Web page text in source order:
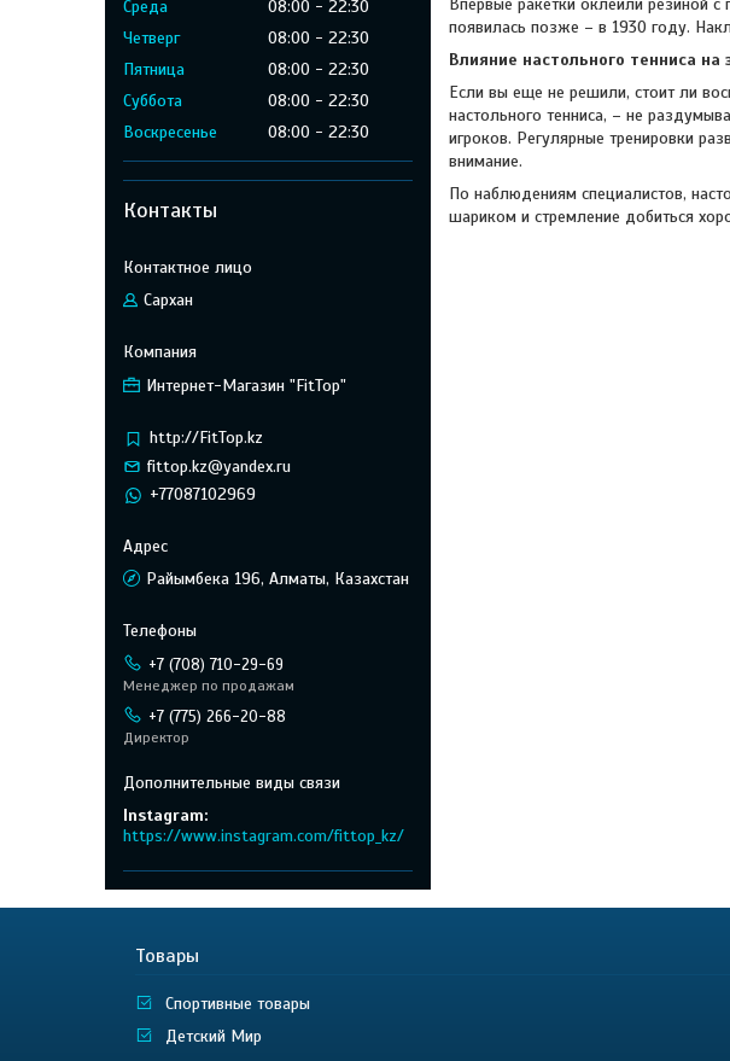
Впервые ракетки оклеили резиной
появилась позже – в 1930 году.
Влияние настольного тенниса на
Если вы еще не решили, стоит ли
настольного тенниса, – не
игроков. Регулярные тренировки
внимание.
По наблюдениям специалистов,
шариком и стремление добиться
Среда
08:00
22:30
Четверг
08:00
22:30
Пятница
08:00
22:30
Суббота
08:00
22:30
Воскресенье
08:00 22:30
Контакты
Сархан
Интернет-Магазин "FitTop"
http://FitTop.kz
fittop.kz@yandex.ru
+77087102969
Райымбека 196, Алматы, Казахстан
+7 (708) 710-29-69
Менеджер по продажам
+7 (775) 266-20-88
Директор
Instagram
https://www.instagram.com/fittop_kz/
Товары
Спортивные товары
Детский Мир